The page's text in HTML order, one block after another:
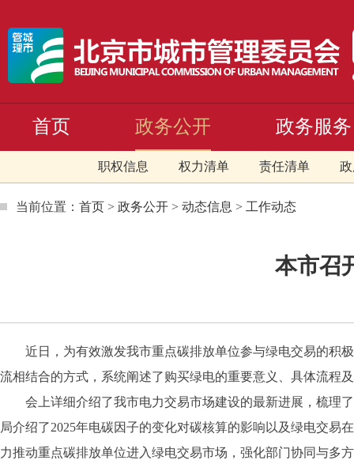
首页 政务公开
职权信息 权力清单 责任清单
政务服务
当前位置： 首页 > 政务公开 > 动态信息 > 工作动态
本市召
近日，为有效激发我市重点碳排放单位参与绿电交易的积
流相结合的方式，系统阐述了购买绿电的重要意义、具体流程
会上详细介绍了我市电力交易市场建设的最新进展，梳理
局介绍了2025年电碳因子的变化对碳核算的影响以及绿电交
力推动重点碳排放单位进入绿电交易市场，强化部门协同与多